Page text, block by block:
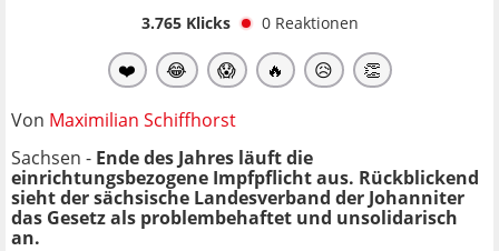
3.765Klicks 0 Reaktionen
❤️ 😂 😱 🔥 😥 👏
Von Maximilian Schiffhorst
Sachsen - Ende des Jahres läuft die
einrichtungsbezogene Impfpflicht aus. Rückblickend
sieht der sächsische Landesverband der Johanniter
das Gesetz als problembehaftet und unsolidarisch
an.